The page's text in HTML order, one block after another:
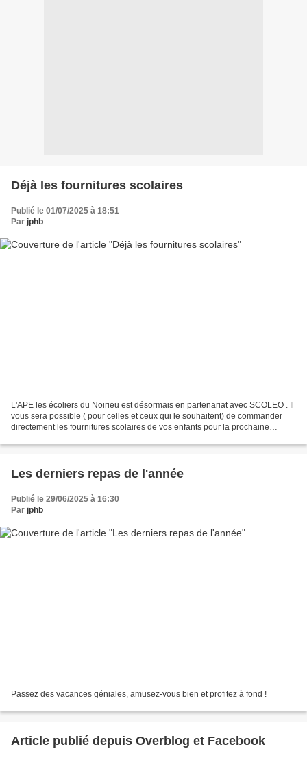
Déjà les fournitures scolaires
Publié le 01/07/2025 à 18:51
Par jphb
L'APE les écoliers du Noirieu est désormais en partenariat avec SCOLEO . Il
vous sera possible ( pour celles et ceux qui le souhaitent) de commander
directement les fournitures scolaires de vos enfants pour la prochaine
Les derniers repas de l'année
Publié le 29/06/2025 à 16:30
Par jphb
Passez des vacances géniales, amusez-vous bien et profitez à fond !
Article publié depuis Overblog et Facebook